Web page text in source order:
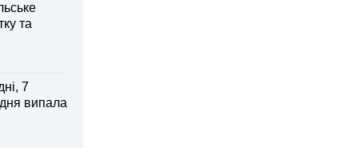
та
7
випала